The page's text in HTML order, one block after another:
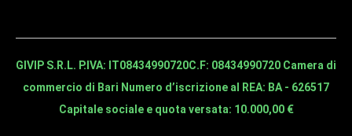
GIVIP S.R.L. P.IVA: IT08434990720C.F: 08434990720 Camera di
commercio di Bari Numero d’iscrizione al REA: BA - 626517
Capitale sociale e quota versata: 10.000,00 €